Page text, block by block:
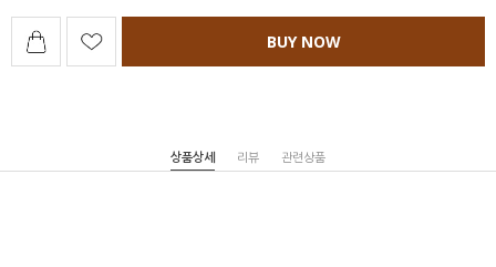
BUY NOW
상품상세 리뷰 관련상품